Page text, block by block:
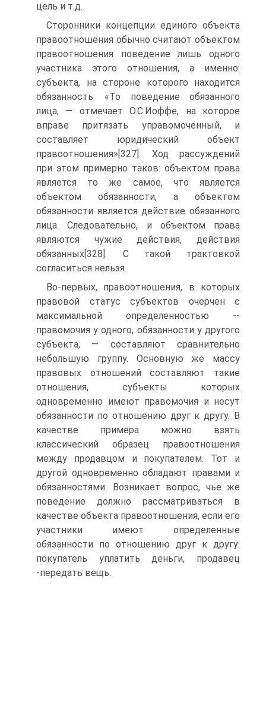
цель и т.д.
Сторонники концепции единого объекта
правоотношения обычно считают объектом
правоотношения поведение лишь одного
участника этого отношения, а именно:
субъекта, на стороне которого находится
обязанность. «То поведение обязанного
лица, — отмечает О.С.Иоффе, на которое
вправе притязать управомоченный, и
составляет юридический объект
правоотношения»[327]. Ход рассуждений
при этом примерно таков: объектом права
является то же самое, что является
объектом обязанности, а объектом
обязанности является действие обязанного
лица. Следовательно, и объектом права
являются чужие действия, действия
обязанных[328]. С такой трактовкой
согласиться нельзя.
Во-первых, правоотношения, в которых
правовой статус субъектов очерчен с
максимальной определенностью --
правомочия у одного, обязанности у другого
субъекта, — составляют сравнительно
небольшую группу. Основную же массу
правовых отношений составляют такие
отношения, субъекты которых
одновременно имеют правомочия и несут
обязанности по отношению друг к другу. В
качестве примера можно взять
классический образец правоотношения
между продавцом и покупателем. Тот и
другой одновременно обладают правами и
обязанностями. Возникает вопрос, чье же
поведение должно рассматриваться в
качестве объекта правоотношения, если его
участники имеют определенные
обязанности по отношению друг к другу:
покупатель уплатить деньги, продавец
-передать вещь.